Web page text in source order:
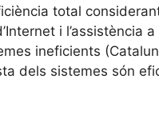
total
i l’assistència
ineficients
dels sistemes són